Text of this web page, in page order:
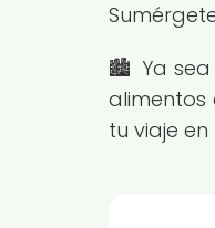
🏙️ Ya sea
alimentos
tu viaje